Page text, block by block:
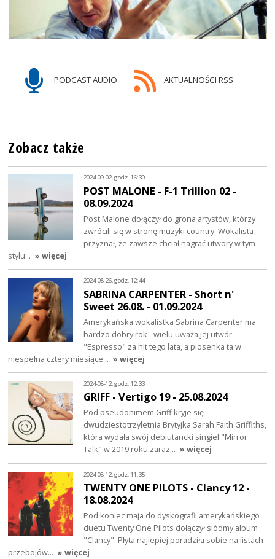
PODCAST AUDIO AKTUALNOŚCI RSS
Zobacz także
2024-09-02, godz. 16:30
POST MALONE - F-1 Trillion 02 -
08.09.2024
Post Malone dołączył do grona artystów, którzy
zwrócili się w stronę muzyki country. Wokalista
przyznał, że zawsze chciał nagrać utwory w tym
stylu… » więcej
2024-08-26, godz. 12:44
SABRINA CARPENTER - Short n'
Sweet 26.08. - 01.09.2024
Amerykańska wokalistka Sabrina Carpenter ma
bardzo dobry rok - wielu uważa jej utwór
"Espresso" za hit tego lata, a piosenka ta w
niespełna cztery miesiące… » więcej
2024-08-12, godz. 12:33
GRIFF - Vertigo 19 - 25.08.2024
Pod pseudonimem Griff kryje się
dwudziestotrzyletnia Brytyjka Sarah Faith Griffiths,
która wydała swój debiutancki singiel "Mirror
Talk" w 2019 roku zaraz… » więcej
2024-08-12, godz. 11:35
TWENTY ONE PILOTS - Clancy 12 -
18.08.2024
Pod koniec maja do dyskografii amerykańskiego
duetu Twenty One Pilots dołączył siódmy album
"Clancy". Płyta najlepiej poradziła sobie na listach
przebojów… » więcej